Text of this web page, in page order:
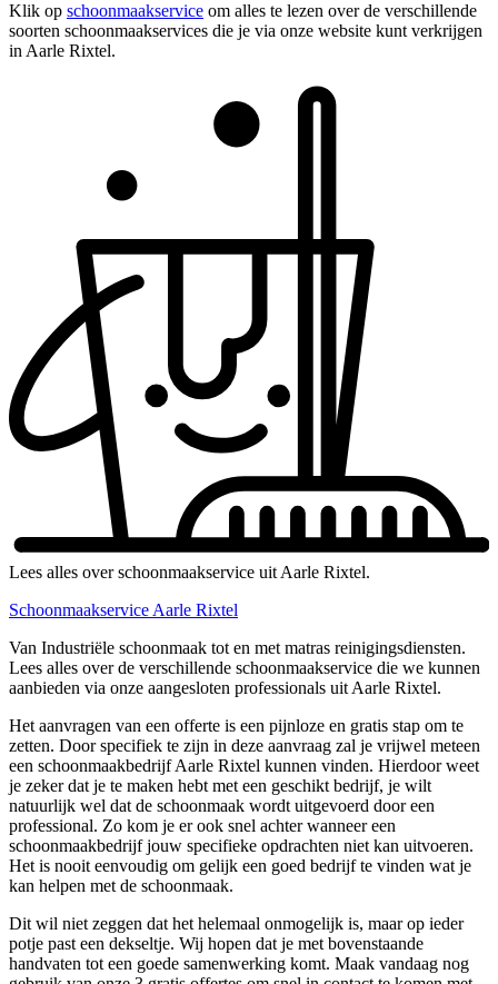
Klik op schoonmaakservice om alles te lezen over de verschillende
soorten schoonmaakservices die je via onze website kunt verkrijgen
in Aarle Rixtel.
Lees alles over schoonmaakservice uit Aarle Rixtel.
Schoonmaakservice Aarle Rixtel
Van Industriële schoonmaak tot en met matras reinigingsdiensten.
Lees alles over de verschillende schoonmaakservice die we kunnen
aanbieden via onze aangesloten professionals uit Aarle Rixtel.
Het aanvragen van een offerte is een pijnloze en gratis stap om te
zetten. Door specifiek te zijn in deze aanvraag zal je vrijwel meteen
een schoonmaakbedrijf Aarle Rixtel kunnen vinden. Hierdoor weet
je zeker dat je te maken hebt met een geschikt bedrijf, je wilt
natuurlijk wel dat de schoonmaak wordt uitgevoerd door een
professional. Zo kom je er ook snel achter wanneer een
schoonmaakbedrijf jouw specifieke opdrachten niet kan uitvoeren.
Het is nooit eenvoudig om gelijk een goed bedrijf te vinden wat je
kan helpen met de schoonmaak.
Dit wil niet zeggen dat het helemaal onmogelijk is, maar op ieder
potje past een dekseltje. Wij hopen dat je met bovenstaande
handvaten tot een goede samenwerking komt. Maak vandaag nog